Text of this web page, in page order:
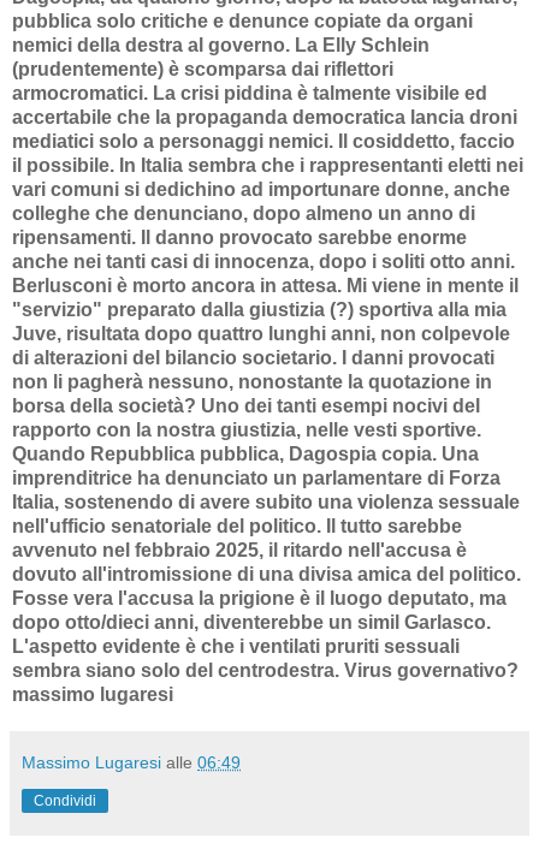
pubblica solo critiche e denunce copiate da organi
nemici della destra al governo. La Elly Schlein
(prudentemente) è scomparsa dai riflettori
armocromatici. La crisi piddina è talmente visibile ed
accertabile che la propaganda democratica lancia droni
mediatici solo a personaggi nemici. Il cosiddetto, faccio
il possibile. In Italia sembra che i rappresentanti eletti nei
vari comuni si dedichino ad importunare donne, anche
colleghe che denunciano, dopo almeno un anno di
ripensamenti. Il danno provocato sarebbe enorme
anche nei tanti casi di innocenza, dopo i soliti otto anni.
Berlusconi è morto ancora in attesa. Mi viene in mente il
"servizio" preparato dalla giustizia (?) sportiva alla mia
Juve, risultata dopo quattro lunghi anni, non colpevole
di alterazioni del bilancio societario. I danni provocati
non li pagherà nessuno, nonostante la quotazione in
borsa della società? Uno dei tanti esempi nocivi del
rapporto con la nostra giustizia, nelle vesti sportive.
Quando Repubblica pubblica, Dagospia copia. Una
imprenditrice ha denunciato un parlamentare di Forza
Italia, sostenendo di avere subito una violenza sessuale
nell'ufficio senatoriale del politico. Il tutto sarebbe
avvenuto nel febbraio 2025, il ritardo nell'accusa è
dovuto all'intromissione di una divisa amica del politico.
Fosse vera l'accusa la prigione è il luogo deputato, ma
dopo otto/dieci anni, diventerebbe un simil Garlasco.
L'aspetto evidente è che i ventilati pruriti sessuali
sembra siano solo del centrodestra. Virus governativo?
massimo lugaresi
Massimo Lugaresi alle 06:49
Condividi